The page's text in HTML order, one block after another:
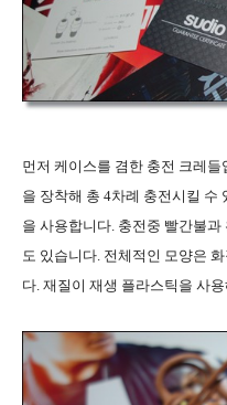
먼저 케이스를 겸한 충전 크레
을 장착해 총 4차례 충전시킬 수
을 사용합니다. 충전중 빨간불
도 있습니다. 전체적인 모양은
다. 재질이 재생 플라스틱을 사